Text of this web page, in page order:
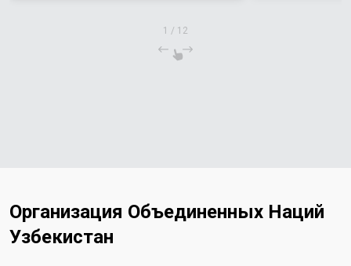
1 / 12
Организация Объединенных Наций
Узбекистан